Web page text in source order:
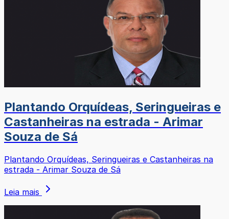
Plantando Orquídeas, Seringueiras e
Castanheiras na estrada - Arimar
Souza de Sá
Plantando Orquídeas, Seringueiras e Castanheiras na
estrada - Arimar Souza de Sá
Leia mais